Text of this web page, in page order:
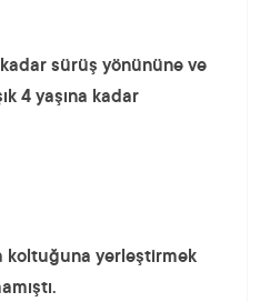
sürüş yönününe ve
4 yaşına kadar
koltuğuna yerleştirmek